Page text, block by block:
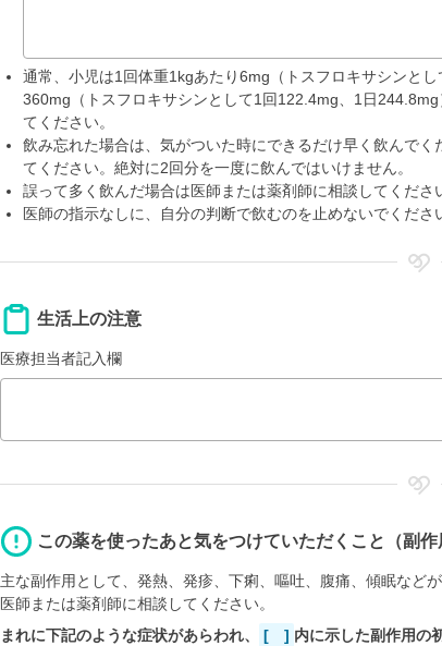
通常、小児は1回体重1kgあたり6mg（トスフロキサシンと
360mg（トスフロキサシンとして1回122.4mg、1日
てください。
飲み忘れた場合は、気がついた時にできるだけ早く飲んで
てください。絶対に2回分を一度に飲んではいけません。
誤って多く飲んだ場合は医師または薬剤師に相談してくださ
医師の指示なしに、自分の判断で飲むのを止めないでくださ
生活上の注意
医療担当者記入欄
この薬を使ったあと気をつけていただくこと（副作
主な副作用として、発熱、発疹、下痢、嘔吐、腹痛、傾眠など
医師または薬剤師に相談してください。
まれに下記のような症状があらわれ、
[ ] 内に示した副作用の